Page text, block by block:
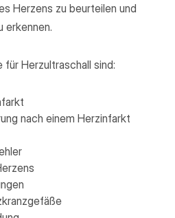
Herzens zu beurteilen und
erkennen.
Herzultraschall sind:
nach einem Herzinfarkt